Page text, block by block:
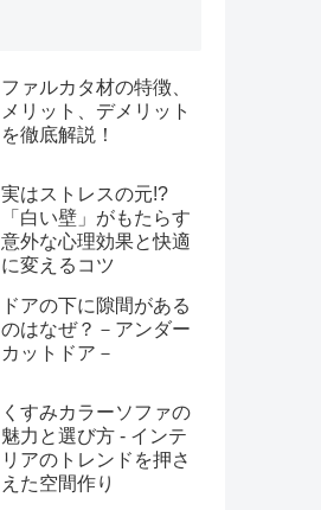
ファルカタ材の特徴、
メリット、デメリット
を徹底解説！
実はストレスの元!?
「白い壁」がもたらす
意外な心理効果と快適
に変えるコツ
ドアの下に隙間がある
のはなぜ？－アンダー
カットドア－
くすみカラーソファの
魅力と選び方 - インテ
リアのトレンドを押さ
えた空間作り